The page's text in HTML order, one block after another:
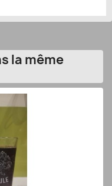
la même